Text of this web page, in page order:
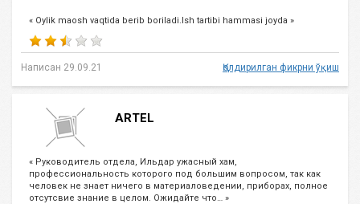
« Oylik maosh vaqtida berib boriladi.Ish tartibi hammasi joyda »
Написан 29.09.21 Қолдирилган фикрни ўқиш
ARTEL
« Руководитель отдела, Ильдар ужасный хам,
профессиональность которого под большим вопросом, так как
человек не знает ничего в материаловедении, приборах, полное
отсутсвие знание в целом. Ожидайте что… »